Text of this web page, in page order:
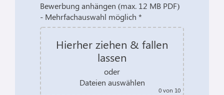
Bewerbung anhängen (max. 12 MB PDF)
- Mehrfachauswahl möglich *
Hierher ziehen & fallen
lassen
oder
Dateien auswählen
0von 10